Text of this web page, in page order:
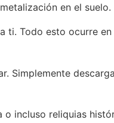
en el suelo.
ti. Todo esto ocurre
Simplemente
o incluso reliquias